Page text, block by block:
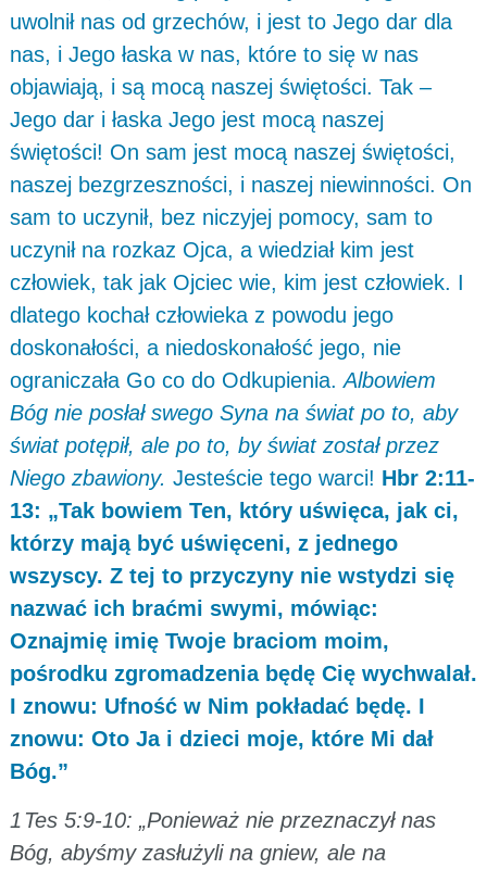
uwolnił nas od grzechów, i jest to Jego dar dla
nas, i Jego łaska w nas, które to się w nas
objawiają, i są mocą naszej świętości. Tak –
Jego dar i łaska Jego jest mocą naszej
świętości! On sam jest mocą naszej świętości,
naszej bezgrzeszności, i naszej niewinności. On
sam to uczynił, bez niczyjej pomocy, sam to
uczynił na rozkaz Ojca, a wiedział kim jest
człowiek, tak jak Ojciec wie, kim jest człowiek. I
dlatego kochał człowieka z powodu jego
doskonałości, a niedoskonałość jego, nie
ograniczała Go co do Odkupienia.Albowiem
Bóg nie posłał swego Syna na świat po to, aby
świat potępił, ale po to, by świat został przez
Niego zbawiony. Jesteście tego warci! Hbr 2:11-
13: „Tak bowiem Ten, który uświęca, jak ci,
którzy mają być uświęceni, z jednego
wszyscy. Z tej to przyczyny nie wstydzi się
nazwać ich braćmi swymi, mówiąc:
Oznajmię imię Twoje braciom moim,
pośrodku zgromadzenia będę Cię wychwalał.
I znowu: Ufność w Nim pokładać będę. I
znowu: Oto Ja i dzieci moje, które Mi dał
Bóg.”
1 Tes 5:9-10: „Ponieważ nie przeznaczył nas
Bóg, abyśmy zasłużyli na gniew, ale na